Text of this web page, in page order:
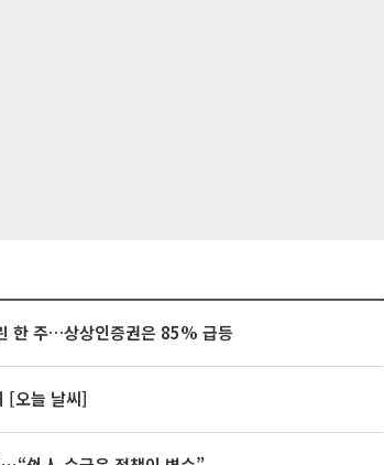
한 주…상상인증권은 85% 급등
[오늘 날씨]